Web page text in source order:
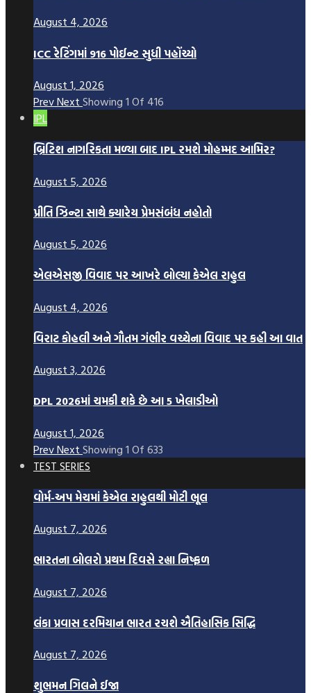
August 4, 2026
ICC રેટિંગમાં 916 પોઈન્ટ સુધી પહોંચ્યો
August 1, 2026
PrevNext Showing 1 Of 416
IPL
બ્રિટિશ નાગરિકતા મળ્યા બાદ IPL રમશે મોહમ્મદ આમિર?
August 5, 2026
પ્રીતિ ઝિન્ટા સાથે ક્યારેય પ્રેમસંબંધ નહોતો
August 5, 2026
એલએસજી વિવાદ પર આખરે બોલ્યા કેએલ રાહુલ
August 4, 2026
વિરાટ કોહલી અને ગૌતમ ગંભીર વચ્ચેના વિવાદ પર કહી આ વાત
August 3, 2026
DPL 2026માં ચમકી શકે છે આ 5 ખેલાડીઓ
August 1, 2026
PrevNext Showing 1 Of 633
TEST SERIES
વોર્મ-અપ મેચમાં કેએલ રાહુલથી મોટી ભૂલ
August 7, 2026
ભારતના બોલરો પ્રથમ દિવસે રહ્યા નિષ્ફળ
August 7, 2026
લંકા પ્રવાસ દરમિયાન ભારત રચશે ઐતિહાસિક સિદ્ધિ
August 7, 2026
શુભમન ગિલને ઈજા